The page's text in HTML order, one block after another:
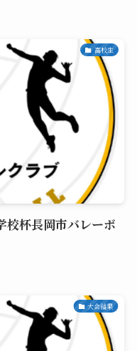
高校生
校杯長岡市バレーボ
大会結果